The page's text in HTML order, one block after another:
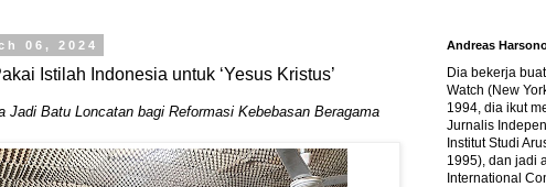
06, 2024
Istilah Indonesia untuk ‘Yesus Kristus’
Jadi Batu Loncatan bagi Reformasi Kebebasan Beragama
Andreas
Dia bekerja
Watch (New
1994, dia ikut
Jurnalis
Institut Studi
1995), dan jadi
International